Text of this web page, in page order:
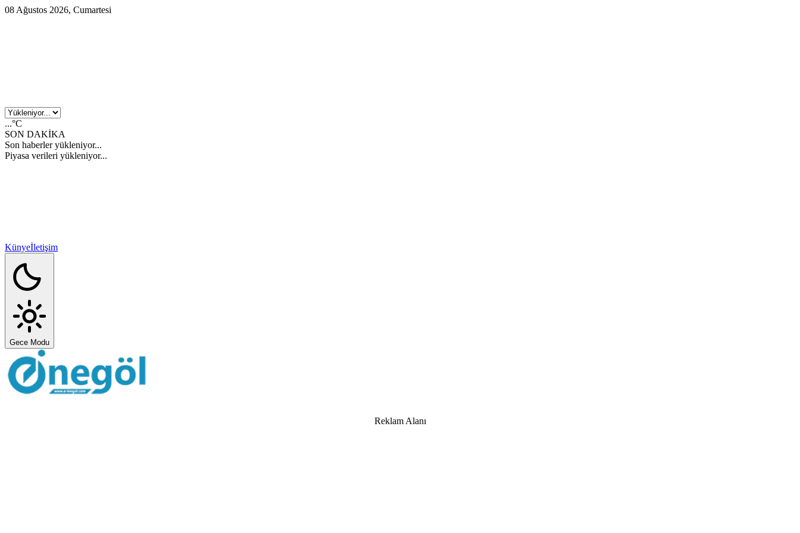
08 Ağustos 2026, Cumartesi
...°C
SON DAKİKA
Son haberler yükleniyor...
Piyasa verileri yükleniyor...
Künyeİletişim
Gece Modu
Reklam Alanı